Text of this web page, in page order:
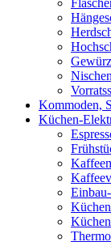
Kommoden,
Küchen-